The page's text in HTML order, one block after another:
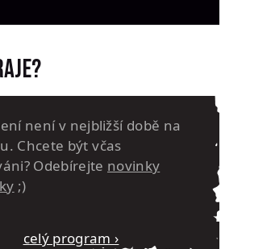
není v nejbližší době na
Chcete být včas
Odebírejte novinky
;)
Celý program ›